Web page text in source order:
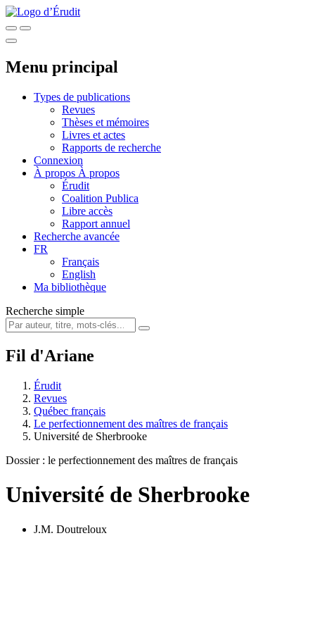
Menu principal
Types de publications
Revues
Thèses et mémoires
Livres et actes
Rapports de recherche
Connexion
À propos À propos
Érudit
Coalition Publica
Libre accès
Rapport annuel
Recherche avancée
FR
Français
English
Ma bibliothèque
Recherche simple
Fil d'Ariane
Érudit
Revues
Québec français
Le perfectionnement des maîtres de français
Université de Sherbrooke
Dossier : le perfectionnement des maîtres de français
Université de Sherbrooke
J.M. Doutreloux